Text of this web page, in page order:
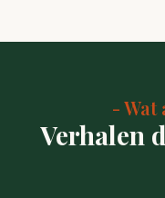
- Wat
Verhalen